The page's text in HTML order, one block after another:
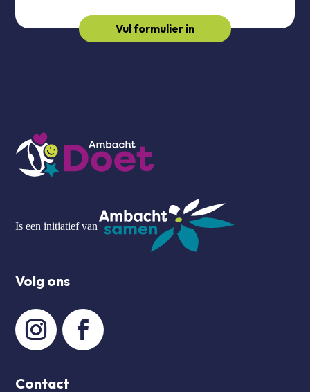
Vul formulier in
Is een initiatief van
Volg ons
Contact